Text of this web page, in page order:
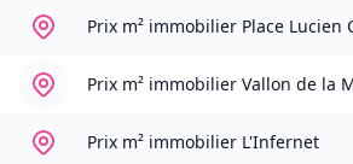
Prix m² immobilier Place Lucien
Prix m² immobilier Vallon de la
Prix m² immobilier L'Infernet